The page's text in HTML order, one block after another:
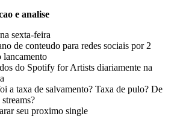
e analise
sexta-feira
de conteudo para redes sociais por 2
lancamento
do Spotify for Artists diariamente na
a taxa de salvamento? Taxa de pulo? De
seu proximo single